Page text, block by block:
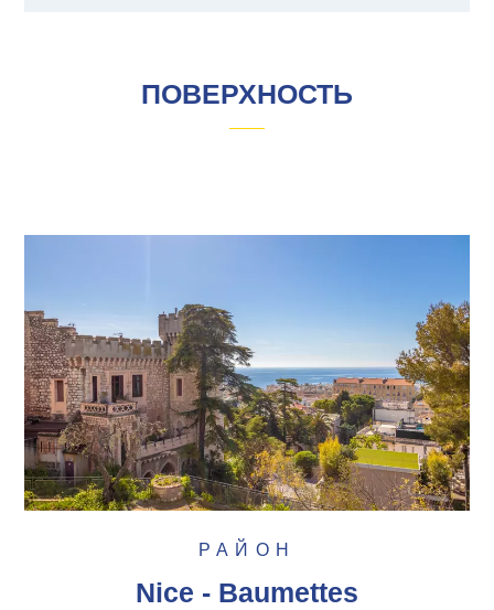
ПОВЕРХНОСТЬ
РАЙОН
Nice - Baumettes